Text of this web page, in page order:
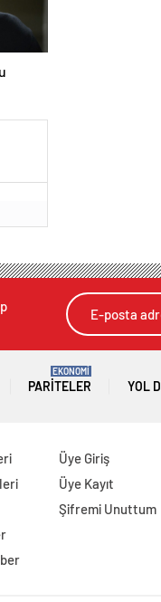
PARITELER
EKONOMİ
YOL
Üye Giriş
Üye Kayıt
Şifremi Unuttum